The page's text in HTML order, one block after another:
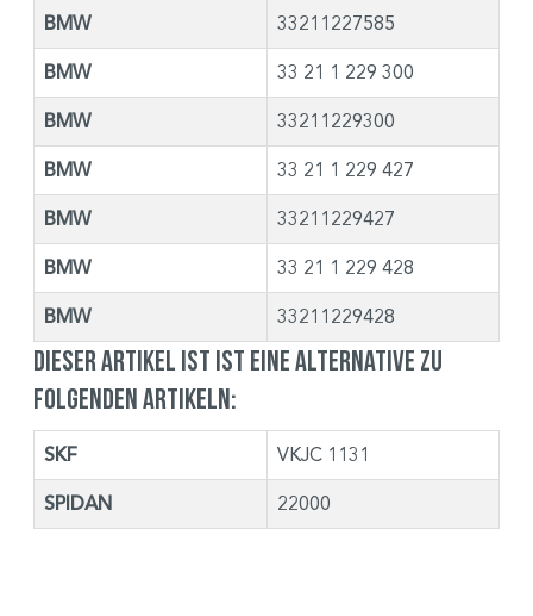
BMW 33211227585
BMW 33 21 1 229 300
BMW 33211229300
BMW 33 21 1 229 427
BMW 33211229427
BMW 33 21 1 229 428
BMW 33211229428
Dieser Artikel ist ist eine Alternative zu
folgenden Artikeln:
SKF VKJC 1131
SPIDAN 22000